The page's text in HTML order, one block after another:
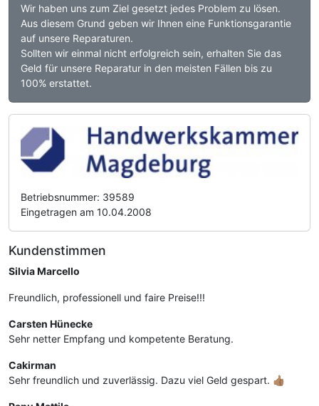
Wir haben uns zum Ziel gesetzt jedes Problem zu lösen.
Aus diesem Grund geben wir Ihnen eine Funktionsgarantie
auf unsere Reparaturen.
Sollten wir einmal nicht erfolgreich sein, erhalten Sie das
Geld für unsere Reparatur in den meisten Fällen bis zu
100% erstattet.
Betriebsnummer: 39589
Eingetragen am 10.04.2008
Kundenstimmen
Silvia Marcello
Freundlich, professionell und faire Preise!!!
Carsten Hünecke
Sehr netter Empfang und kompetente Beratung.
Cakirman
Sehr freundlich und zuverlässig. Dazu viel Geld gespart. 👍🏽